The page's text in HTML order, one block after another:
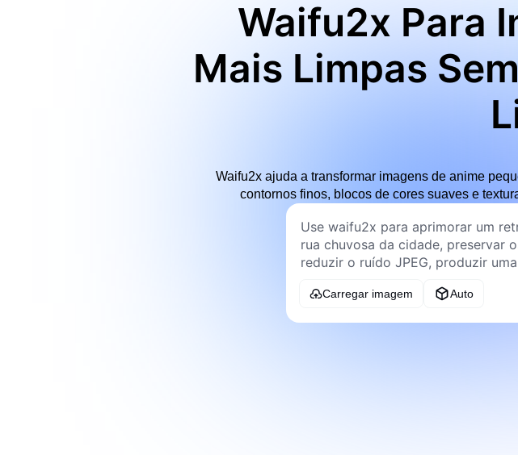
Waifu2x Para
Mais Limpas
Waifu2x ajuda a transformar imagens de anime
contornos finos, blocos de cores suaves e
Carregar imagem Auto